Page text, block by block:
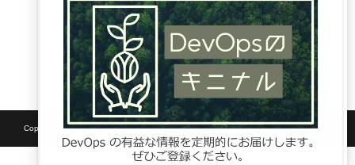
Tweets by DevOpsHubjp
Copyright © SB C&S Corp. All rights reserved.